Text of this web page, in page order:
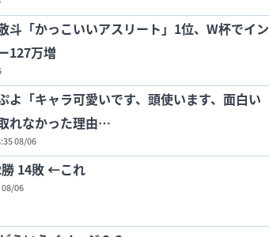
斗「かっこいいアスリート」1位、W杯でイン
127万増
よ「キャラ可愛いです、頭使います、面白い
れなかった理由…
08/06
勝 14敗 ←これ
08/06